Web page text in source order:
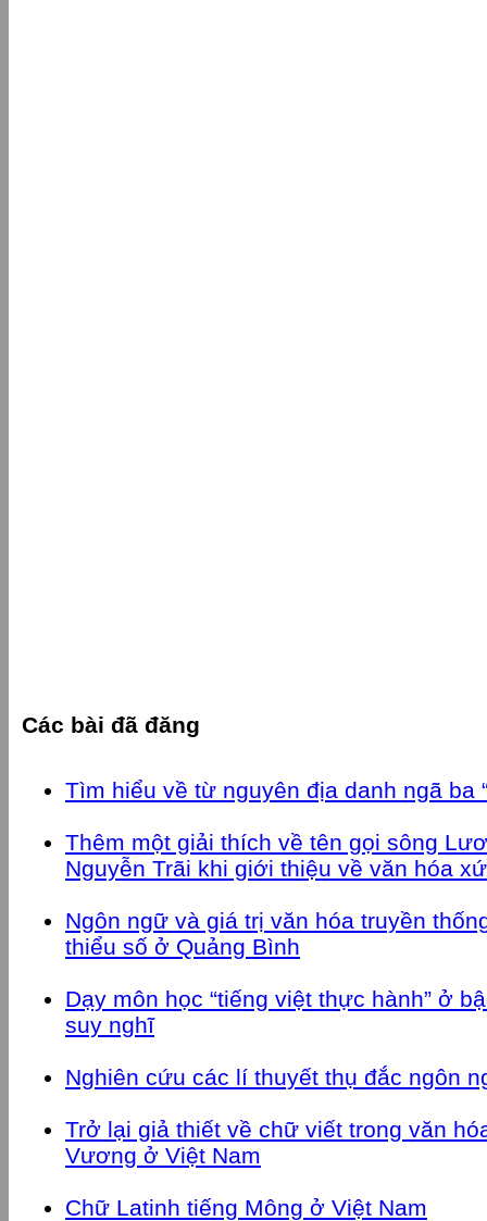
Các bài đã đăng
Tìm hiểu về từ nguyên địa danh ngã ba
Thêm một giải thích về tên gọi sông
Nguyễn Trãi khi giới thiệu về văn hóa
Ngôn ngữ và giá trị văn hóa truyền
thiểu số ở Quảng Bình
Dạy môn học “tiếng việt thực hành” ở
suy nghĩ
Nghiên cứu các lí thuyết thụ đắc ngôn
Trở lại giả thiết về chữ viết trong văn
Vương ở Việt Nam
Chữ Latinh tiếng Mông ở Việt Nam